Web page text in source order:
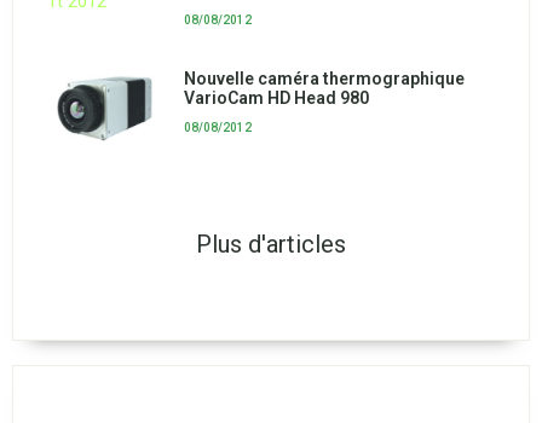
08/08/2012
Nouvelle caméra thermographique
VarioCam HD Head 980
08/08/2012
Plus d'articles